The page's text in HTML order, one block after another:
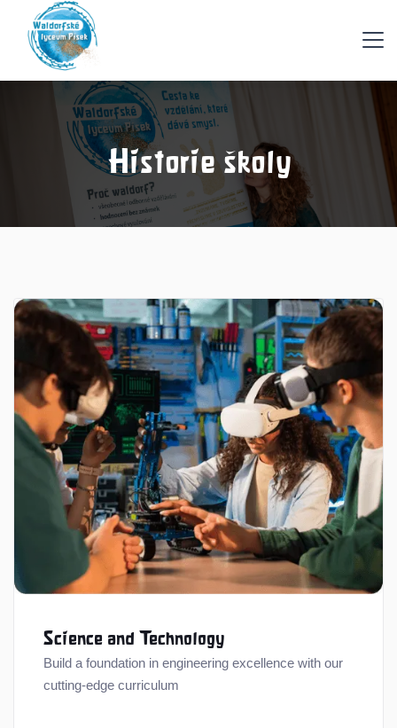
Historie školy
Science and Technology
Build a foundation in engineering excellence with our
cutting-edge curriculum